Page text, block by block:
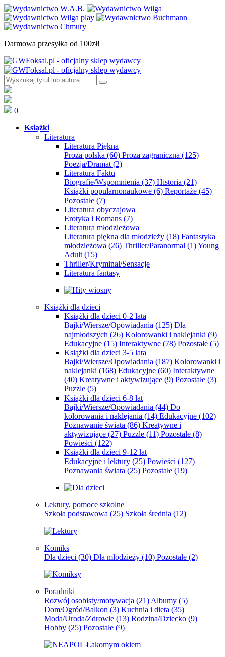
Darmowa przesyłka od 100zł!
0
Książki
Literatura
Literatura Piękna
Proza polska (60) Proza zagraniczna (125)
Poezja/Dramat (2)
Literatura Faktu
Biografie/Wspomnienia (37) Historia (21)
Książki popularnonaukowe (6) Reportaże (45)
Pozostałe (7)
Literatura obyczajowa
Erotyka i Romans (7)
Literatura młodzieżowa
Literatura piękna dla młodzieży (18) Fantastyka
młodzieżowa (26) Thriller/Paranormal (1)Young
Adult (15)
Thriller/Kryminał/Sensacje
Literatura fantasy
Książki dla dzieci
Książki dla dzieci 0-2 lata
Bajki/Wiersze/Opowiadania (125) Dla
najmłodszych (26) Kolorowanki i naklejanki (9)
Edukacyjne (15) Interaktywne (78) Pozostałe (5)
Książki dla dzieci 3-5 lata
Bajki/Wiersze/Opowiadania (187) Kolorowanki i
naklejanki (168) Edukacyjne (60) Interaktywne
(40) Kreatywne i aktywizujące (9) Pozostałe (3)
Puzzle (5)
Książki dla dzieci 6-8 lat
Bajki/Wiersze/Opowiadania (44) Do
kolorowania i naklejania (14) Edukacyjne (102)
Poznawanie świata (86) Kreatywne i
aktywizujące (27) Puzzle (11) Pozostałe (8)
Powieści (122)
Książki dla dzieci 9-12 lat
Edukacyjne i lektury (25) Powieści (127)
Poznawania świata (25) Pozostałe (19)
Lektury, pomoce szkolne
Szkoła podstawowa (25) Szkoła średnia (12)
Komiks
Dla dzieci (30) Dla młodzieży (10) Pozostałe (2)
Poradniki
Rozwój osobisty/motywacja (21) Albumy (5)
Dom/Ogród/Balkon (3) Kuchnia i dieta (35)
Moda/Uroda/Zdrowie (13) Rodzina/Dziecko (9)
Hobby (25) Pozostałe (9)